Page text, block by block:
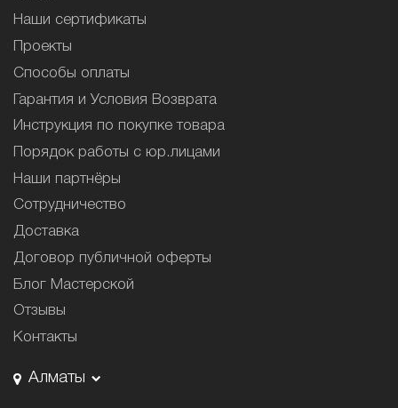
Наши сертификаты
Проекты
Способы оплаты
Гарантия и Условия Возврата
Инструкция по покупке товара
Порядок работы с юр.лицами
Наши партнёры
Сотрудничество
Доставка
Договор публичной оферты
Блог Мастерской
Отзывы
Контакты
Алматы